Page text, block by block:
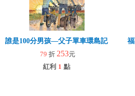
誰是100分男孩—父子單車環島記（二版
79 折 253元
紅利 1 點